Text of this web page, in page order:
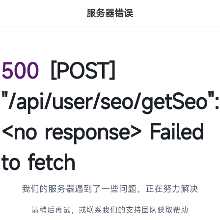
服务器错误
500 [POST]
"/api/user/seo/getSeo":
<no response> Failed
to fetch
我们的服务器遇到了一些问题，正在努力解决
请稍后再试，或联系我们的支持团队获取帮助